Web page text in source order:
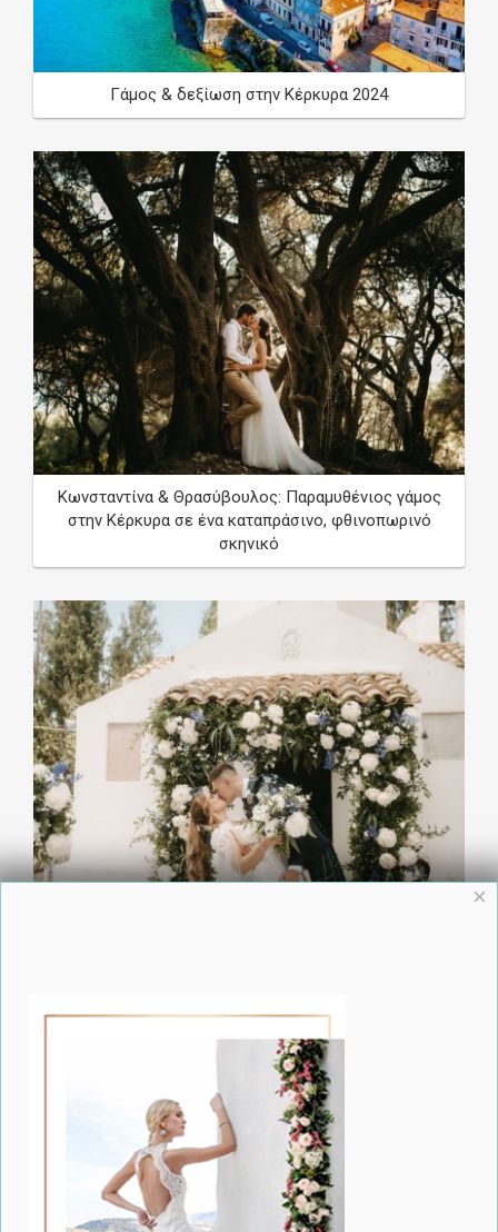
Γάμος & δεξίωση στην Κέρκυρα 2024
Κωνσταντίνα & Θρασύβουλος: Παραμυθένιος γάμος
στην Κέρκυρα σε ένα καταπράσινο, φθινοπωρινό
σκηνικό
×